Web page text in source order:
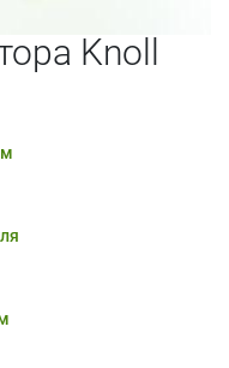
Knoll